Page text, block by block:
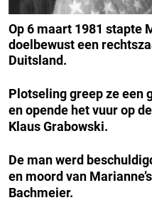
Op 6 maart 1981 stapte
doelbewust een
Duitsland.
Plotseling greep ze een
en opende het vuur op
Klaus Grabowski.
De man werd
en moord van
Bachmeier.